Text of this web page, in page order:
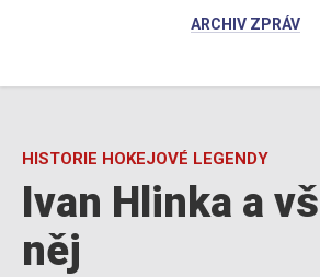
ARCHIV ZPRÁV
HISTORIE HOKEJOVÉ LEGENDY
Ivan Hlinka a
něj